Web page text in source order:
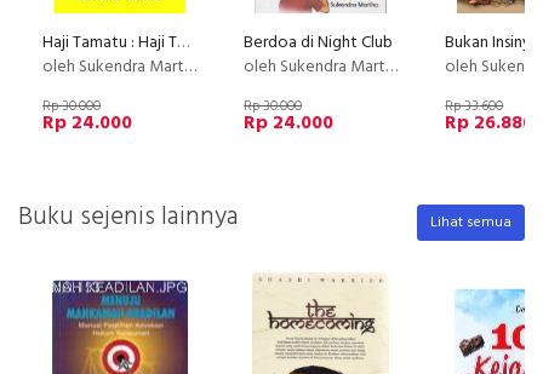
Haji Tamatu : Haji Tangi Mangan Turu
oleh Sukendra Martha
Rp 30.000
Rp 24.000
Berdoa di Night Club
oleh Sukendra Martha
Rp 30.000
Rp 24.000
oleh
Rp 33.600
Rp 26.880
Buku sejenis lainnya Lihat semua